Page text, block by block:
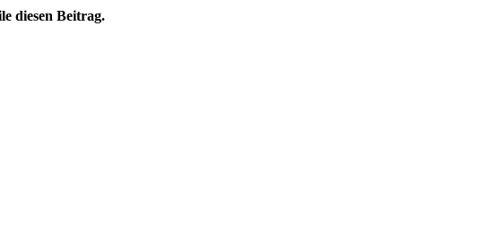
diesen Beitrag.